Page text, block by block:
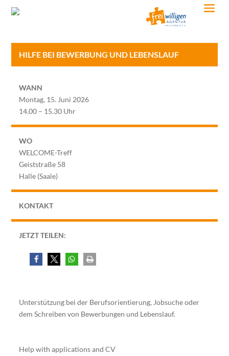
HILFE BEI BEWERBUNG UND LEBENSLAUF
WANN
Montag, 15. Juni 2026
14.00 – 15.30 Uhr
WO
WELCOME-Treff
Geiststraße 58
Halle (Saale)
KONTAKT
JETZT TEILEN:
Unterstützung bei der Berufsorientierung, Jobsuche oder
dem Schreiben von Bewerbungen und Lebenslauf.
Help with applications and CV